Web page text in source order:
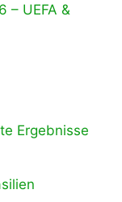
– UEFA &
Ergebnisse